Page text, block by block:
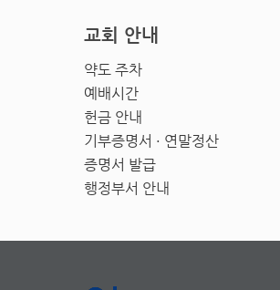
교회 안내
약도 주차
예배시간
헌금 안내
기부증명서 · 연말정산
증명서 발급
행정부서 안내